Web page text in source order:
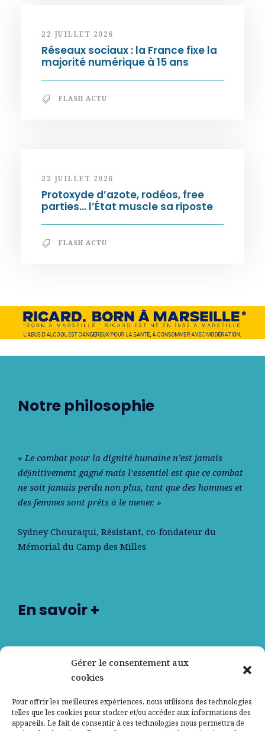
Gérer le consentement aux
cookies
Pour offrir les meilleures expériences, nous utilisons des technologies
telles que les cookies pour stocker et/ou accéder aux informations des
appareils. Le fait de consentir à ces technologies nous permettra de
22 JUILLET 2026
Réseaux sociaux : la France fixe la
majorité numérique à 15 ans
FLASH ACTU
22 JUILLET 2026
Protoxyde d’azote, rodéos, free
parties… l’État muscle sa riposte
FLASH ACTU
Notre philosophie
« Le combat pour la dignité humaine n’est jamais
déﬁnitivement gagné mais l’essentiel est que ce combat
ne soit jamais perdu non plus, tant que des hommes et
des femmes sont prêts à le mener. »
Sydney Chouraqui, Résistant, co-fondateur du
Mémorial du Camp des Milles
En savoir +
Nos partenaires
Contactez-nous